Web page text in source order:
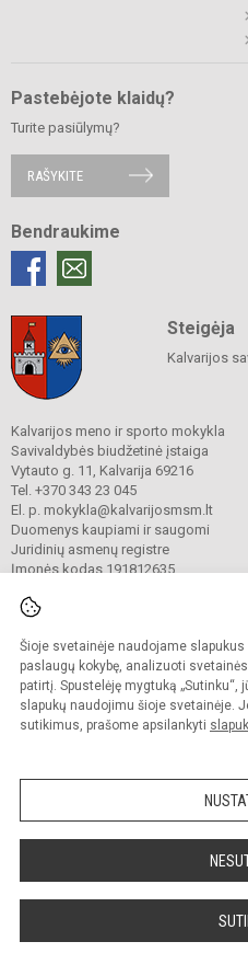
Šioje svetainėje naudojame
paslaugų kokybę, analizuoti
patirtį. Spustelėję mygtuką
slapukų naudojimu šioje svetainėje.
sutikimus, prašome apsilankyti
Pastebėjote klaidų?
Turite pasiūlymų?
RAŠYKITE
Bendraukime
Steigėja
Kalvarijos
Kalvarijos meno ir sporto mokykla
Savivaldybės biudžetinė įstaiga
Vytauto g. 11, Kalvarija 69216
Tel. +370 343 23 045
El. p. mokykla@kalvarijosmsm.lt
Duomenys kaupiami ir saugomi
Juridinių asmenų registre
Įmonės kodas 191812635
© 2023. Kalvarijos meno ir
Kopijuoti turinį be raštiško įstaigos
Prieinamumo
Sumanus būdas atnaujinti